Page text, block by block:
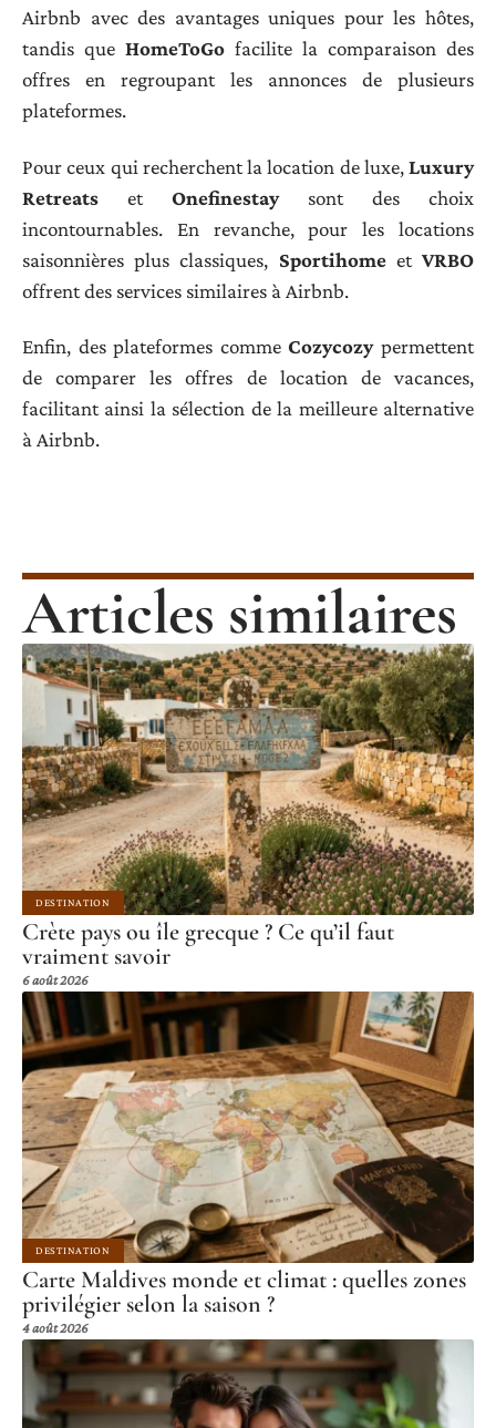
Airbnb avec des avantages uniques pour les hôtes,
tandis que HomeToGo facilite la comparaison des
offres en regroupant les annonces de plusieurs
plateformes.
Pour ceux qui recherchent la location de luxe,Luxury
Retreats et Onefinestaysont des choix
incontournables. En revanche, pour les locations
saisonnières plus classiques, SportihomeetVRBO
offrent des services similaires à Airbnb.
Enfin, des plateformes commeCozycozypermettent
de comparer les offres de location de vacances,
facilitant ainsi la sélection de la meilleure alternative
à Airbnb.
Articles similaires
DESTINATION
Crète pays ou île grecque ? Ce qu’il faut
vraiment savoir
6 août 2026
DESTINATION
Carte Maldives monde et climat : quelles zones
privilégier selon la saison ?
4 août 2026